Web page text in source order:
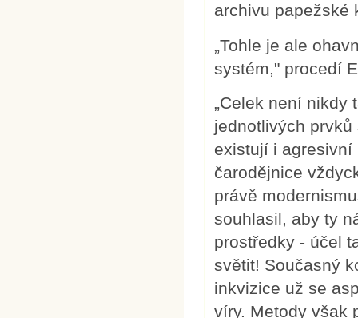
archivu papežské
„Tohle je ale
systém," procedí
„Celek není nikdy
jednotlivých prvků
existují i agresivní
čarodějnice
právě
souhlasil, aby ty
prostředky - účel
světit! Současný
inkvizice už se
víry. Metody však